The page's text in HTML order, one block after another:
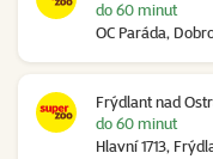
OC Paráda,
do 60 minut
Frýdlant nad
Hlavní 1713,
do 60 minut